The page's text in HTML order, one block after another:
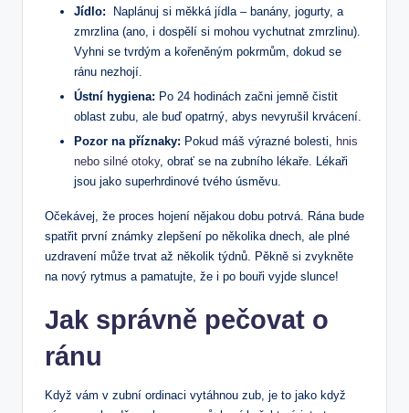
Jídlo: ⁤ Naplánuj⁣ si ⁢měkká jídla⁤ – ⁣banány, jogurty, a
zmrzlina (ano, i dospělí si mohou vychutnat zmrzlinu).
Vyhni‌ se tvrdým ⁢a kořeněným pokrmům, dokud se
ránu⁣ nezhojí.
Ústní hygiena: Po 24 hodinách začni jemně čistit
oblast zubu, ‍ale buď opatrný,‍ abys nevyrušil krvácení.
Pozor na ‍příznaky: Pokud máš výrazné bolesti,
hnis
nebo silné otoky, obrať ⁢se ‍na zubního lékaře. Lékaři
jsou jako superhrdinové tvého úsměvu.
Očekávej, že⁣ proces ⁣hojení nějakou dobu ​potrvá. Rána​ bude
spatřit ⁤první známky zlepšení po několika ⁤dnech, ale plné
uzdravení může trvat‍ až několik týdnů. Pěkně si zvykněte
na nový rytmus a pamatujte, že i po bouři vyjde slunce!
Jak⁤ správně pečovat o
ránu
Když ⁢vám v zubní ordinaci vytáhnou zub, je ‍to⁤ jako⁤ když⁣